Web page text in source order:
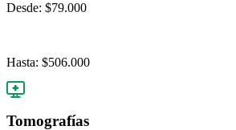
Desde: $79.000
Hasta: $506.000
Tomografías